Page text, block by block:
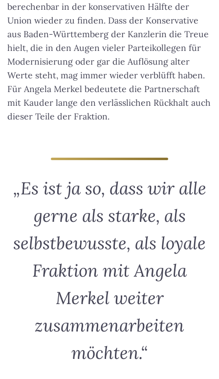
berechenbar in der konservativen Hälfte der
Union wieder zu finden. Dass der Konservative
aus Baden-Württemberg der Kanzlerin die Treue
hielt, die in den Augen vieler Parteikollegen für
Modernisierung oder gar die Auflösung alter
Werte steht, mag immer wieder verblüfft haben.
Für Angela Merkel bedeutete die Partnerschaft
mit Kauder lange den verlässlichen Rückhalt auch
dieser Teile der Fraktion.
„Es ist ja so, dass wir alle
gerne als starke, als
selbstbewusste, als loyale
Fraktion mit Angela
Merkel weiter
zusammenarbeiten
möchten.“